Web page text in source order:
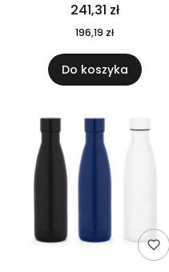
241,31 zł
196,19 zł
Do koszyka